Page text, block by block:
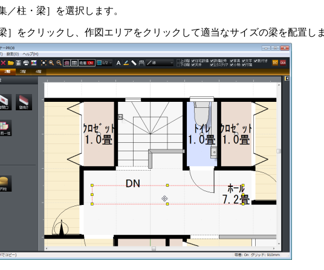
／柱・梁］を選択します。
］をクリックし、作図エリアをクリックして適当なサイズの梁を配置し